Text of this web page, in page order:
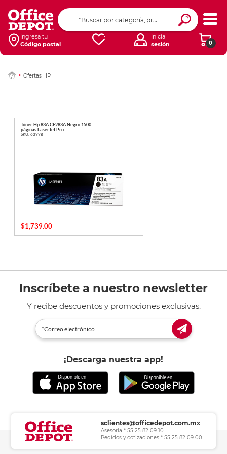
Ingresa tu
Código postal
0
Inicia
sesión
Ofertas HP
Tóner Hp 83A CF283A Negro 1500
páginas LaserJet Pro
SKU: 63998
$1,739.00
Inscríbete a nuestro newsletter
Y recibe descuentos y promociones exclusivas.
¡Descarga nuestra app!
sclientes@officedepot.com.mx
Asesoría * 55 25 82 09 10
Pedidos y cotizaciones * 55 25 82 09 00